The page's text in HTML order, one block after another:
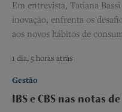
Em entrevista, Tatiana
inovação, enfrenta os
aos novos hábitos de
1 dia, 5 horas atrás
Gestão
IBS e CBS nas notas